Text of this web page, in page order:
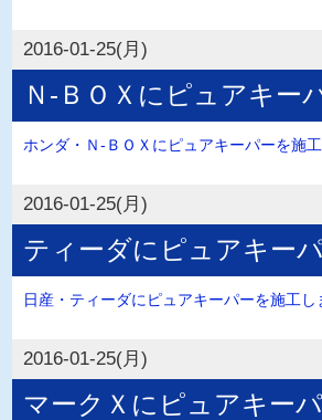
2016-01-25(月)
Ｎ-ＢＯＸにピュアキー
ホンダ・Ｎ-ＢＯＸにピュアキーパーを施工
2016-01-25(月)
ティーダにピュアキー
日産・ティーダにピュアキーパーを施工し
2016-01-25(月)
マークＸにピュアキー